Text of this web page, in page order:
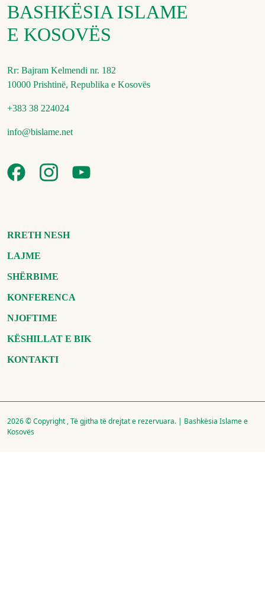
BASHKËSIA ISLAME
E KOSOVËS
Rr: Bajram Kelmendi nr. 182
10000 Prishtinë, Republika e Kosovës
+383 38 224024
info@bislame.net
RRETH NESH
LAJME
SHËRBIME
KONFERENCA
NJOFTIME
KËSHILLAT E BIK
KONTAKTI
2026 © Copyright , Të gjitha të drejtat e rezervuara. | Bashkësia Islame e
Kosovës